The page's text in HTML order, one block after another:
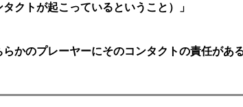
クトが起こっているということ）」
かのプレーヤーにそのコンタクトの責任があ